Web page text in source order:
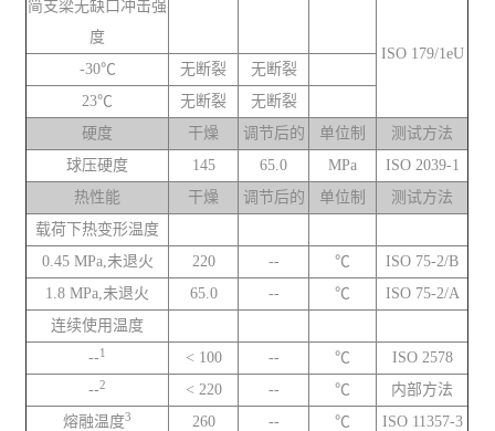
简支梁无缺口冲击强
度
ISO 179/1eU
-30℃
无断裂
无断裂
23℃
无断裂
无断裂
硬度
干燥 调节后的 单位制
测试方法
球压硬度
145 65.0 MPa
ISO 2039-1
热性能
干燥 调节后的 单位制
测试方法
载荷下热变形温度
0.45 MPa,未退火
220 -- ℃
ISO 75-2/B
1.8 MPa,未退火
65.0 -- ℃
ISO 75-2/A
连续使用温度
--1 < 100 -- ℃
ISO 2578
--2 < 220 -- ℃
内部方法
熔融温度3 260 -- ℃
ISO 11357-3